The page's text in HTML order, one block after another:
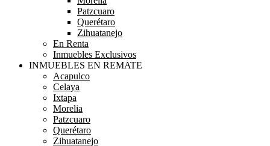
Patzcuaro
Querétaro
Zihuatanejo
En Renta
Inmuebles Exclusivos
INMUEBLES EN REMATE
Acapulco
Celaya
Ixtapa
Morelia
Patzcuaro
Querétaro
Zihuatanejo